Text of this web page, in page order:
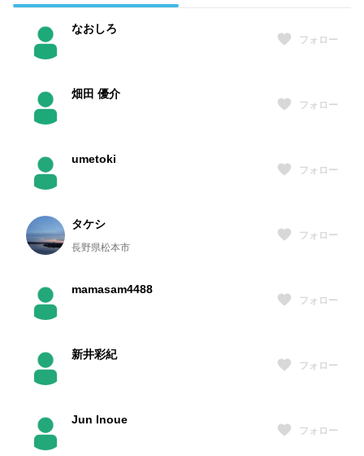
なおしろ
フォロー
畑田 優介
フォロー
umetoki
フォロー
タケシ
長野県松本市
フォロー
mamasam4488
フォロー
新井彩紀
フォロー
Jun Inoue
フォロー